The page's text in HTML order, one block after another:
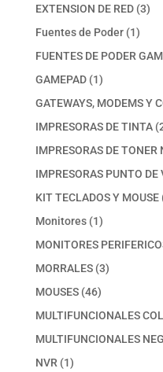
EXTENSION DE RED 33
Fuentes de Poder 11
FUENTES DE PODER
GAMEPAD 11
producto
GATEWAYS, MODEMS Y
IMPRESORAS DE TINTA
IMPRESORAS DE TONER
IMPRESORAS PUNTO DE
KIT TECLADOS Y MOUSE
Monitores 11
producto
MONITORES
MORRALES 33
MOUSES 4646
productos
MULTIFUNCIONALES
MULTIFUNCIONALES
NVR 11